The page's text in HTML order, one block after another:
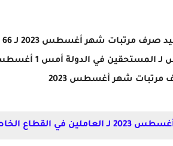
في الدولة أمس 1 أغسطس 2023.
شهر أغسطس 2023
وهو كالأتي..